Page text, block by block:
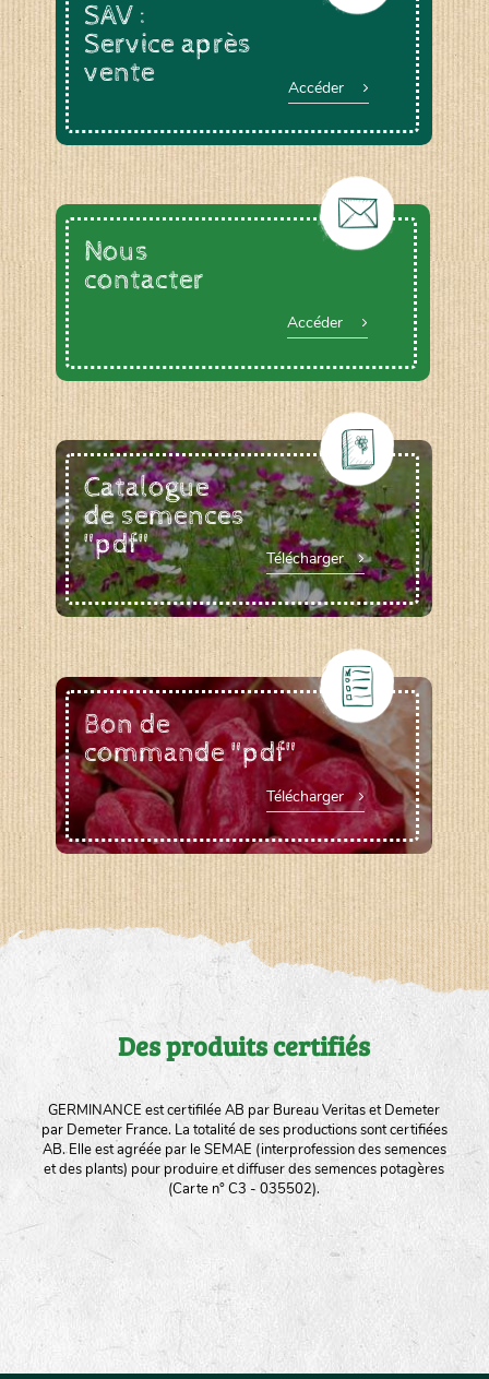
SAV :
Service après
vente
Accéder
Nous
contacter
Accéder
Catalogue
de semences
"pdf"
Télécharger
Bon de
commande "pdf"
Télécharger
Des produits certifiés
GERMINANCE est certifilée AB par Bureau Veritas et Demeter
par Demeter France. La totalité de ses productions sont certifiées
AB. Elle est agréée par le SEMAE (interprofession des semences
et des plants) pour produire et diffuser des semences potagères
(Carte n° C3 - 035502).